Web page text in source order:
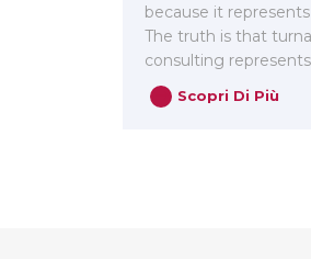
because it
The truth is that
consulting
Scopri Di Più